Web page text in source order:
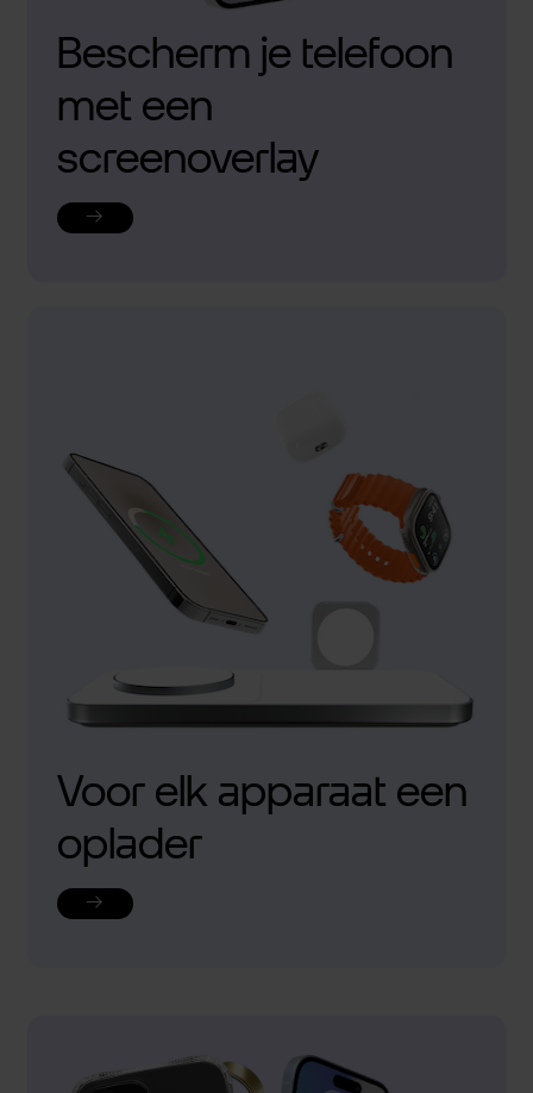
Bescherm je telefoon
met een
screenoverlay
Voor elk apparaat een
oplader